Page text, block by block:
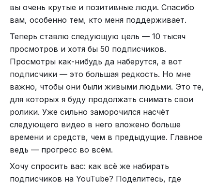
вы очень крутые и позитивные люди. Спасибо
вам, особенно тем, кто меня поддерживает.
Теперь ставлю следующую цель — 10 тысяч
просмотров и хотя бы 50 подписчиков.
Просмотры как-нибудь да наберутся, а вот
подписчики — это большая редкость. Но мне
важно, чтобы они были живыми людьми. Это те,
для которых я буду продолжать снимать свои
ролики. Уже сильно заморочился насчёт
следующего видео в него вложено больше
времени и средств, чем в предыдущие. Главное
ведь — прогресс во всём.
Хочу спросить вас: как всё же набирать
подписчиков на YouTube? Поделитесь, где